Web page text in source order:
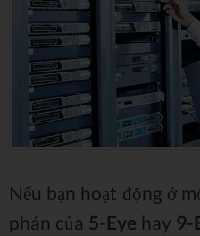
Nếu bạn hoạt động ở
phán của 5-Eye hay 9-